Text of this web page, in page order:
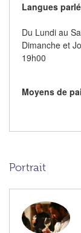
Langues
Du Lundi au
Dimanche et
19h00
Moyens de
Portrait